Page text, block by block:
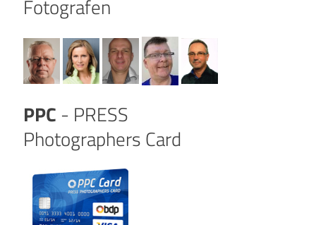
Fotografen
PPC - PRESS
Photographers Card